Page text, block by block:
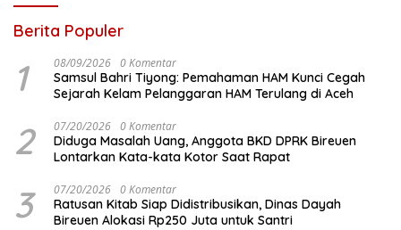
Berita Populer
1 08/09/2026 0 Komentar
Samsul Bahri Tiyong: Pemahaman HAM Kunci Cegah
Sejarah Kelam Pelanggaran HAM Terulang di Aceh
2 07/20/2026 0 Komentar
Diduga Masalah Uang, Anggota BKD DPRK Bireuen
Lontarkan Kata-kata Kotor Saat Rapat
3 07/20/2026 0 Komentar
Ratusan Kitab Siap Didistribusikan, Dinas Dayah
Bireuen Alokasi Rp250 Juta untuk Santri